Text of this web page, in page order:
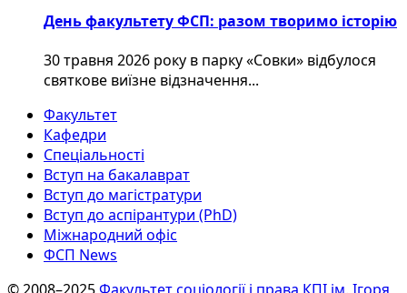
День факультету ФСП: разом творимо історію
30 травня 2026 року в парку «Совки» відбулося
святкове виїзне відзначення...
Факультет
Кафедри
Спеціальності
Вступ на бакалаврат
Вступ до магістратури
Вступ до аспірантури (PhD)
Міжнародний офіс
ФСП News